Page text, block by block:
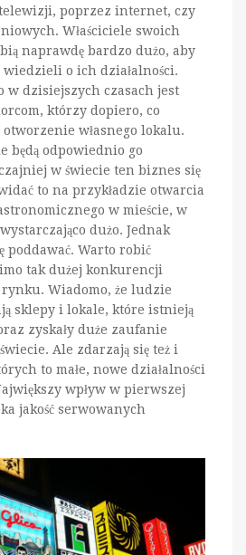
poprzez internet, czy
Właściciele swoich
naprawdę bardzo dużo, aby
o ich działalności.
w dzisiejszych czasach jest
którzy dopiero, co
własnego lokalu.
będą odpowiednio go
w świecie ten biznes się
to na przykładzie otwarcia
w mieście, w
dużo. Jednak
poddawać. Warto robić
tak dużej konkurencji
Wiadomo, że ludzie
sklepy i lokale, które istnieją
zyskały duże zaufanie
Ale zdarzają się też i
to małe, nowe działalności
wpływ w pierwszej
jakość serwowanych